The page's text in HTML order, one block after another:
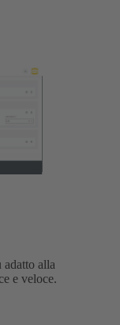
adatto alla
e veloce.